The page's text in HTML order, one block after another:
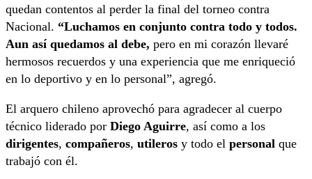
quedan contentos al perder la final del torneo contra
Nacional. “Luchamos en conjunto contra todo y todos.
Aun así quedamos al debe, pero en mi corazón llevaré
hermosos recuerdos y una experiencia que me enriqueció
en lo deportivo y en lo personal”, agregó.
El arquero chileno aprovechó para agradecer al cuerpo
técnico liderado por Diego Aguirre, así como a los
dirigentes, compañeros, utileros y todo el personal que
trabajó con él.